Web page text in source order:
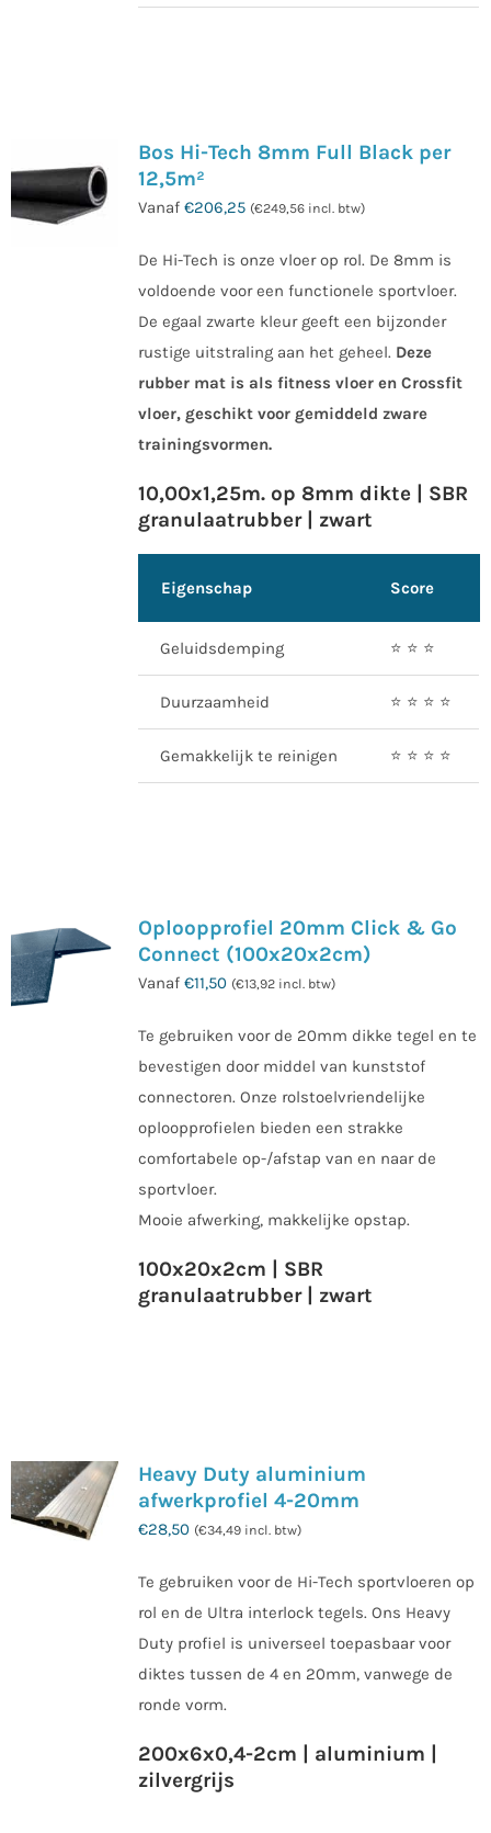
variaties.
Deze
kan
gekozen
worden
op
de
productpagina
Bos Hi-Tech 8mm Full Black per
12,5m²
Vanaf €206,25 (€249,56incl. btw)
De Hi-Tech is onze vloer op rol. De 8mm is
voldoende voor een functionele sportvloer.
De egaal zwarte kleur geeft een bijzonder
rustige uitstraling aan het geheel. Deze
rubber mat is als fitness vloer en Crossfit
vloer, geschikt voor gemiddeld zware
trainingsvormen.
10,00x1,25m. op 8mm dikte | SBR
granulaatrubber | zwart
Eigenschap Score
Geluidsdemping ⭐️ ⭐️ ⭐️
Duurzaamheid ⭐️ ⭐️ ⭐️ ⭐️
Gemakkelijk te reinigen ⭐️ ⭐️ ⭐️ ⭐️
Oploopprofiel 20mm Click & Go
Connect (100x20x2cm)
Vanaf €11,50 (€13,92incl. btw)
Te gebruiken voor de 20mm dikke tegel en te
bevestigen door middel van kunststof
connectoren. Onze rolstoelvriendelijke
oploopprofielen bieden een strakke
comfortabele op-/afstap van en naar de
sportvloer.
Mooie afwerking, makkelijke opstap.
100x20x2cm | SBR
granulaatrubber | zwart
Heavy Duty aluminium
afwerkprofiel 4-20mm
€28,50 (€34,49incl. btw)
Te gebruiken voor de Hi-Tech sportvloeren op
rol en de Ultra interlock tegels. Ons Heavy
Duty profiel is universeel toepasbaar voor
diktes tussen de 4 en 20mm, vanwege de
ronde vorm.
200x6x0,4-2cm | aluminium |
zilvergrijs